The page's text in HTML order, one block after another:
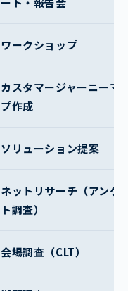
ワークショップ
カスタマージャーニーマ
プ作成
ソリューション提案
ネットリサーチ（アンケ
ト調査）
会場調査（CLT）